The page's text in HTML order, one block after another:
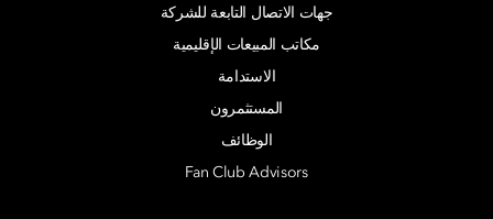
جهات الاتصال التابعة للشركة
مكاتب المبيعات الإقليمية
الاستدامة
المستثمرون
الوظائف
Fan Club Advisors